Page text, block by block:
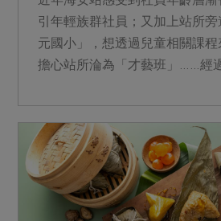
引年輕族群社員；又加上站所
元國小」，想透過兒童相關課程
擔心站所淪為「才藝班」……經
吸引親子前來的首選！